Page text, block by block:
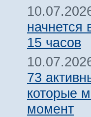
начнется
15 часов
73
которые
момент